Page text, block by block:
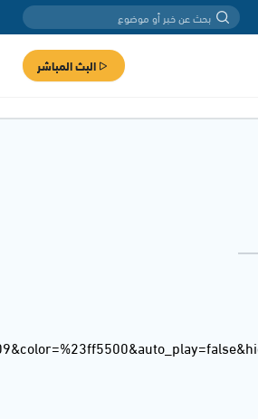
البث المباشر